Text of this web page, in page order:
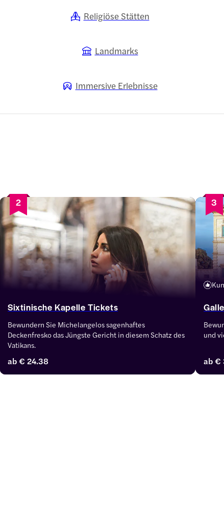
Religiöse Stätten
Landmarks
Immersive Erlebnisse
2
Sixtinische Kapelle Tickets
Bewundern Sie Michelangelos sagenhaftes
Deckenfresko das Jüngste Gericht in diesem Schatz des
Vatikans.
ab€ 24.38
3
und
ab€